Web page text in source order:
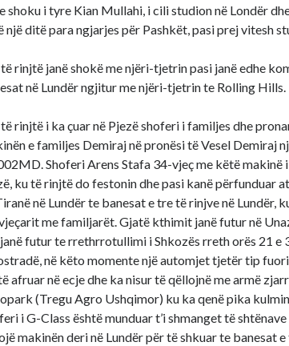
shoku i tyre Kian Mullahi, i cili studion në Londër
një ditë para ngjarjes për Pashkët, pasi prej vitesh
rinjtë janë shokë me njëri-tjetrin pasi janë edhe
në Lundër ngjitur me njëri-tjetrin te Rolling Hills.
rinjtë i ka çuar në Pjezë shoferi i familjes dhe
e familjes Demiraj në pronësi të Vesel Demiraj
Shoferi Arens Stafa 34-vjeç me këtë makinë
ku të rinjtë do festonin dhe pasi kanë përfunduar
në Lundër te banesat e tre të rinjve në Lundër,
me familjarët. Gjatë kthimit janë futur në
futur te rrethrrotullimi i Shkozës rreth orës 21 e
në këto momente një automjet tjetër tip
afruar në ecje dhe ka nisur të qëllojnë me armë
(Tregu Agro Ushqimor) ku ka qenë pika
i G-Class është munduar t’i shmanget të
makinën deri në Lundër për të shkuar te banesat